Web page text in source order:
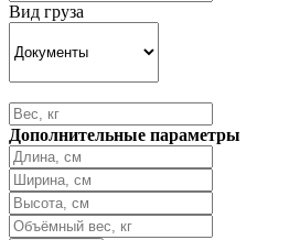
Вид груза
Дополнительные параметры